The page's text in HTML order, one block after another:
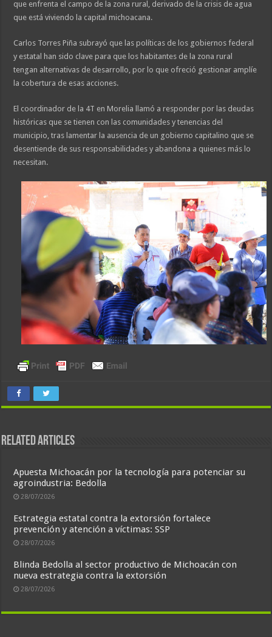
que enfrenta el campo de la zona rural, derivado de la crisis de agua
que está viviendo la capital michoacana.
Carlos Torres Piña subrayó que las políticas de los gobiernos federal
y estatal han sido clave para que los habitantes de la zona rural
tengan alternativas de desarrollo, por lo que ofreció gestionar amplíe
la cobertura de esas acciones.
El coordinador de la 4T en Morelia llamó a responder por las deudas
históricas que se tienen con las comunidades y tenencias del
municipio, tras lamentar la ausencia de un gobierno capitalino que se
desentiende de sus responsabilidades y abandona a quienes más lo
necesitan.
Related Articles
Apuesta Michoacán por la tecnología para potenciar su
agroindustria: Bedolla
28/07/2026
Estrategia estatal contra la extorsión fortalece
prevención y atención a víctimas: SSP
28/07/2026
Blinda Bedolla al sector productivo de Michoacán con
nueva estrategia contra la extorsión
28/07/2026